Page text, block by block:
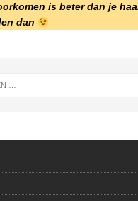
is beter dan je
dan